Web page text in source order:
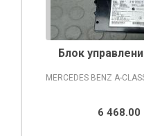
Блок
MERCEDES BENZ A-
6 468.00